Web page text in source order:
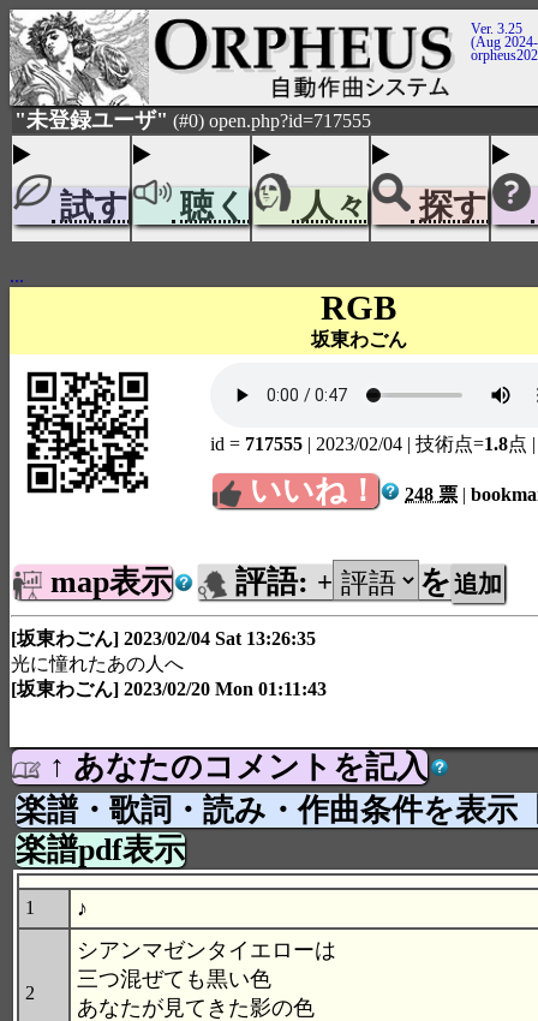
Ver. 3.25
(Aug
"未登録ユーザ" (#0) open.php?id=717555
試す 聴く 人々 探す
...
RGB
坂東わごん
id = 717555 | 2023/02/04 | 技術点=1.8点
いいね！ 248 票 |
map表示 評語: + を
[坂東わごん] 2023/02/04 Sat 13:26:35
光に憧れたあの人へ
[坂東わごん] 2023/02/20 Mon 01:11:43
↑ あなたのコメントを記入
楽譜・歌詞・読み・作曲条件を表示
楽譜pdf表示
1 ♪
2
シアンマゼンタイエローは
三つ混ぜても黒い色
あなたが見てきた影の色